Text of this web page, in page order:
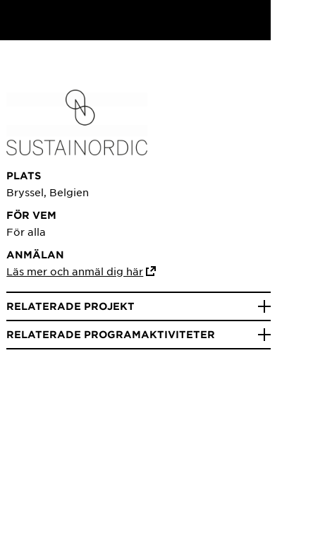
PLATS
Bryssel, Belgien
FÖR VEM
För alla
ANMÄLAN
Läs mer och anmäl dig här
RELATERADE PROJEKT
RELATERADE PROGRAMAKTIVITETER